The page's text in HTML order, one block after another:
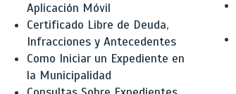
Aplicación Móvil
Certificado Libre de Deuda,
Infracciones y Antecedentes
Como Iniciar un Expediente en
la Municipalidad